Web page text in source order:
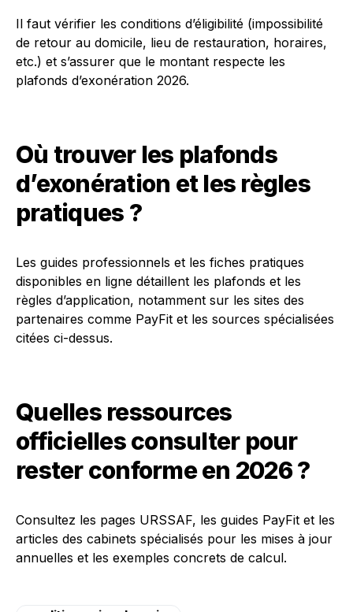
Il faut vérifier les conditions d’éligibilité (impossibilité
de retour au domicile, lieu de restauration, horaires,
etc.) et s’assurer que le montant respecte les
plafonds d’exonération 2026.
Où trouver les plafonds
d’exonération et les règles
pratiques ?
Les guides professionnels et les fiches pratiques
disponibles en ligne détaillent les plafonds et les
règles d’application, notamment sur les sites des
partenaires comme PayFit et les sources spécialisées
citées ci-dessus.
Quelles ressources
officielles consulter pour
rester conforme en 2026 ?
Consultez les pages URSSAF, les guides PayFit et les
articles des cabinets spécialisés pour les mises à jour
annuelles et les exemples concrets de calcul.